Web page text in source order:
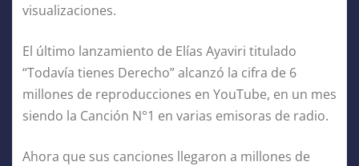
visualizaciones.
El último lanzamiento de Elías Ayaviri titulado
“Todavía tienes Derecho” alcanzó la cifra de 6
millones de reproducciones en YouTube, en un mes
siendo la Canción N°1 en varias emisoras de radio.
Ahora que sus canciones llegaron a millones de